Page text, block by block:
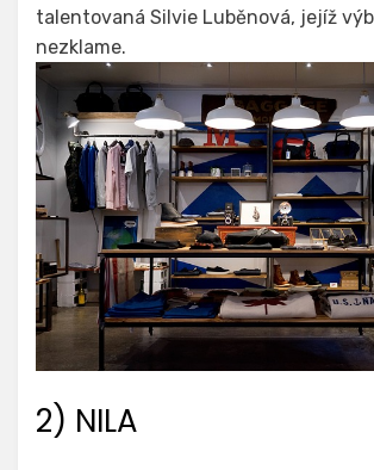
talentovaná Silvie Luběnová, jejíž
nezklame.
2) NILA